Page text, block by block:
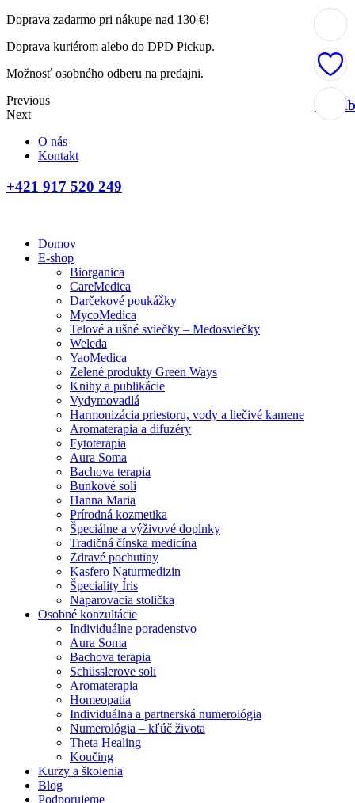
Doprava zadarmo pri nákupe nad 130 €!
Doprava kuriérom alebo do DPD Pickup.
Možnosť osobného odberu na predajni.
Previous
Next
O nás
Kontakt
+421 917 520 249
Domov
E-shop
Biorganica
CareMedica
Darčekové poukážky
MycoMedica
Telové a ušné sviečky – Medosviečky
Weleda
YaoMedica
Zelené produkty Green Ways
Knihy a publikácie
Vydymovadlá
Harmonizácia priestoru, vody a liečivé kamene
Aromaterapia a difuzéry
Fytoterapia
Aura Soma
Bachova terapia
Bunkové soli
Hanna Maria
Prírodná kozmetika
Špeciálne a výživové doplnky
Tradičná čínska medicína
Zdravé pochutiny
Kasfero Naturmedizin
Špeciality Íris
Naparovacia stolička
Osobné konzultácie
Individuálne poradenstvo
Aura Soma
Bachova terapia
Schüsslerove soli
Aromaterapia
Homeopatia
Individuálna a partnerská numerológia
Numerológia – kľúč života
Theta Healing
Koučing
Kurzy a školenia
Blog
Podporujeme